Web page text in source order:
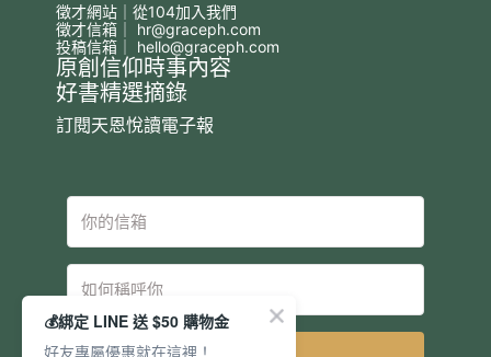
徵才網站｜從104加入我們
徵才信箱｜ hr@graceph.com
投稿信箱｜ hello@graceph.com
原創信仰時事內容
好書精選摘錄
訂閱天恩悅讀電子報
💰綁定 LINE 送 $50 購物金
好友專屬優惠就在這裡！